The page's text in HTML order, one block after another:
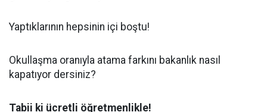
Yaptıklarının hepsinin içi boştu!
Okullaşma oranıyla atama farkını bakanlık nasıl
kapatıyor dersiniz?
Tabii ki ücretli öğretmenlikle!